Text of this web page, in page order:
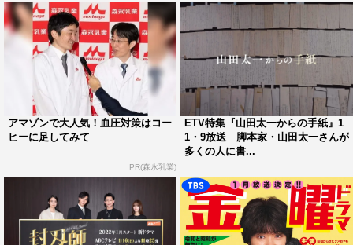
一の父の戦友のおい・小島敏夫を演じるのは、堤真一。太
一が愚痴っぽく、いちいち悩んだり考えたり立ち止まって
いる一方、陽気で人当たりが良く、目の前のことを受け入
れて前向きに動く敏夫は昭和19年の世界にもすぐになじ
み、太一とは正反対ながらも、戦時下で生きる中で太一の
良き支えとなり、仲間に。
さらに、ノリが軽すぎる令和のテレビ局プロデューサー役
に勝地涼。父・敏夫と一緒にタイムスリップした息子・小
島新也役に奥智哉。
思春期真っただ中の太一とひかりの娘・田宮信子役に當真
アマゾンで大人気！血圧対策はコー
ヒーに足してみて
PR(森永乳業)
ETV特集『山田太一からの手紙』1
1・9放送 脚本家・山田太一さんが
多くの人に書...